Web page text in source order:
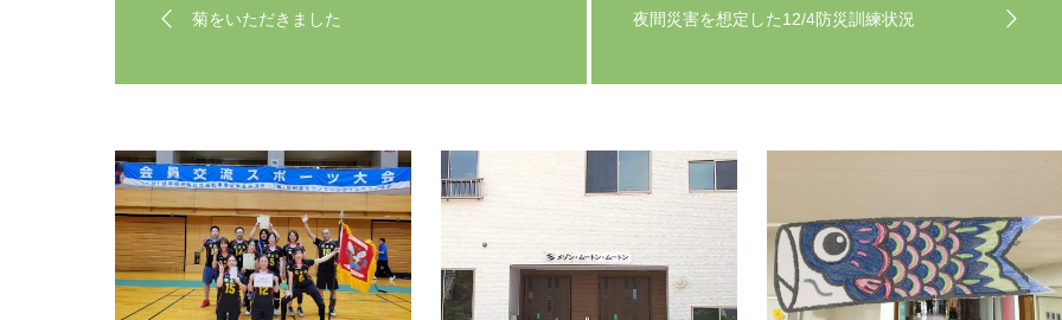
菊をいただきました 夜間災害を想定した12/4防災訓練状況